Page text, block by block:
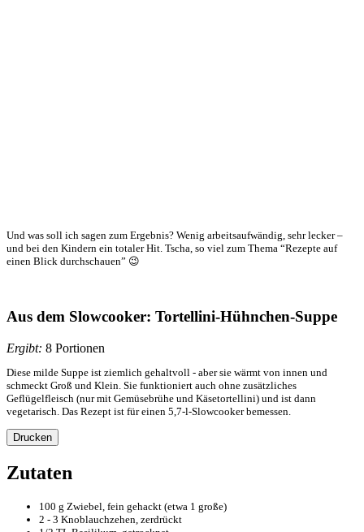
Und was soll ich sagen zum Ergebnis? Wenig arbeitsaufwändig, sehr lecker –
und bei den Kindern ein totaler Hit. Tscha, so viel zum Thema “Rezepte auf
einen Blick durchschauen” 😉
Aus dem Slowcooker: Tortellini-Hühnchen-Suppe
Ergibt: 8 Portionen
Diese milde Suppe ist ziemlich gehaltvoll - aber sie wärmt von innen und
schmeckt Groß und Klein. Sie funktioniert auch ohne zusätzliches
Geflügelfleisch (nur mit Gemüsebrühe und Käsetortellini) und ist dann
vegetarisch. Das Rezept ist für einen 5,7-l-Slowcooker bemessen.
Drucken
Zutaten
100 g Zwiebel, fein gehackt (etwa 1 große)
2 - 3 Knoblauchzehen, zerdrückt